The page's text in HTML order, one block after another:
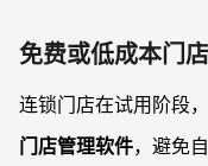
免费或低成本门
连锁门店在试用阶段
门店管理软件，避免